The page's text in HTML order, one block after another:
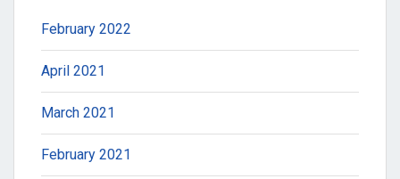
February 2022
April 2021
March 2021
February 2021